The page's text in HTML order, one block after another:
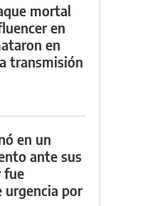
mortal
en
en
transmisión
en un
ante sus
fue
urgencia por